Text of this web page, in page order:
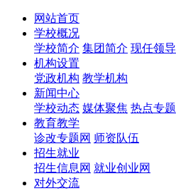
网站首页
学校概况
学校简介 集团简介 现任领导
机构设置
党政机构 教学机构
新闻中心
学校动态 媒体聚焦 热点专题
教育教学
诊改专题网 师资队伍
招生就业
招生信息网 就业创业网
对外交流